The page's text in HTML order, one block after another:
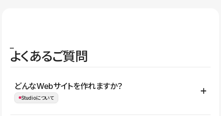
よくあるご質問
どんなWebサイトを作れますか？
Studioについて